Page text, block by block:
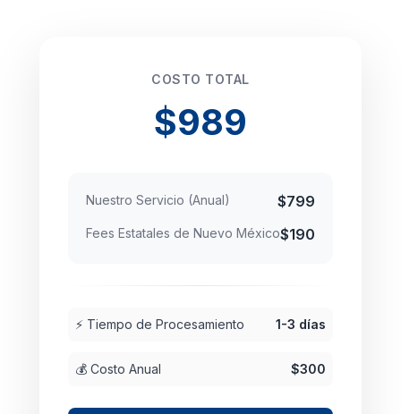
COSTO TOTAL
$989
Nuestro Servicio (Anual) $799
Fees Estatales de Nuevo México$190
⚡ Tiempo de Procesamiento 1-3 días
💰 Costo Anual $300